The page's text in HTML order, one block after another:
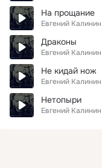
На прощание
Евгений Калинин
Драконы
Евгений Калинин
Не кидай нож
Евгений Калинин
Нетопыри
Евгений Калинин